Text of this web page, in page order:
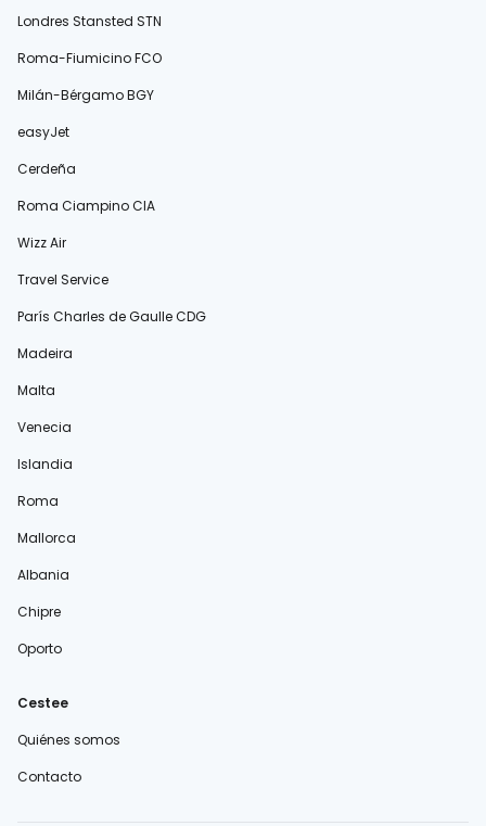
Londres Stansted STN
Roma-Fiumicino FCO
Milán-Bérgamo BGY
easyJet
Cerdeña
Roma Ciampino CIA
Wizz Air
Travel Service
París Charles de Gaulle CDG
Madeira
Malta
Venecia
Islandia
Roma
Mallorca
Albania
Chipre
Oporto
Cestee
Quiénes somos
Contacto